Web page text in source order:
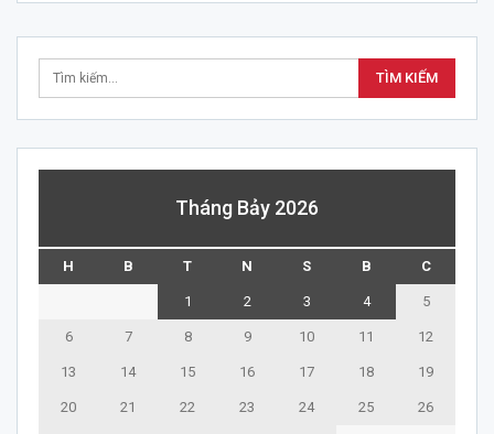
Tháng Bảy 2026
H B T N S B C
1 2 3 4 5
6 7 8 9 10 11 12
13 14 15 16 17 18 19
20 21 22 23 24 25 26